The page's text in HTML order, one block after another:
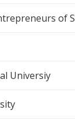
of
Universiy